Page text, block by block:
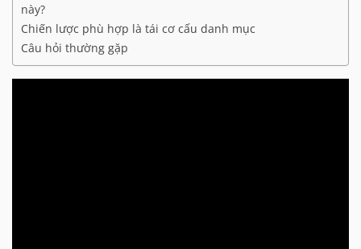
này?
Chiến lược phù hợp là tái cơ cấu danh mục
Câu hỏi thường gặp